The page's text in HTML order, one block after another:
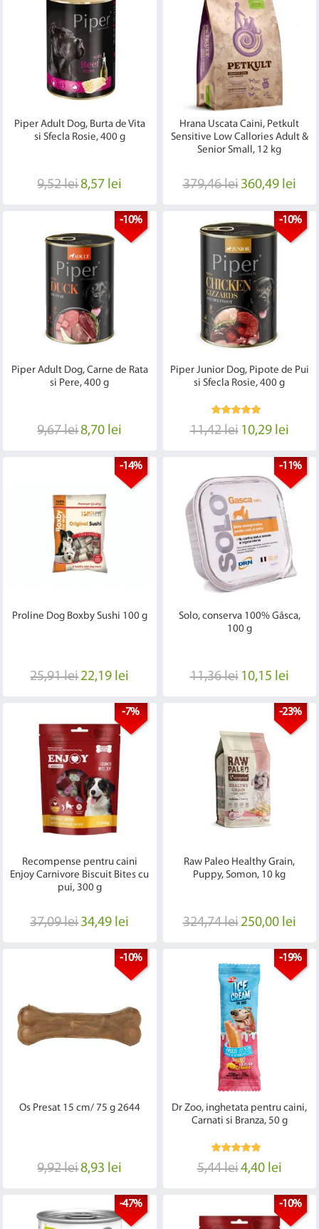
Piper Adult Dog, Burta de Vita
si Sfecla Rosie, 400 g
9,52 lei8,57 lei
Hrana Uscata Caini, Petkult
Sensitive Low Callories Adult &
Senior Small, 12 kg
379,46 lei 360,49 lei
-10%
Piper Adult Dog, Carne de Rata
si Pere, 400 g
9,67 lei8,70 lei
-10%
Piper Junior Dog, Pipote de Pui
si Sfecla Rosie, 400 g
11,42 lei 10,29 lei
-14%
Proline Dog Boxby Sushi 100 g
25,91 lei22,19 lei
-11%
Solo, conserva 100% Gâsca,
100 g
11,36 lei 10,15 lei
-7%
Recompense pentru caini
Enjoy Carnivore Biscuit Bites cu
pui, 300 g
37,09 lei34,49 lei
-23%
Raw Paleo Healthy Grain,
Puppy, Somon, 10 kg
324,74 lei 250,00 lei
-10%
Os Presat 15 cm/ 75 g 2644
9,92 lei8,93 lei
-19%
Dr Zoo, inghetata pentru caini,
Carnati si Branza, 50 g
5,44 lei4,40 lei
-47% -10%